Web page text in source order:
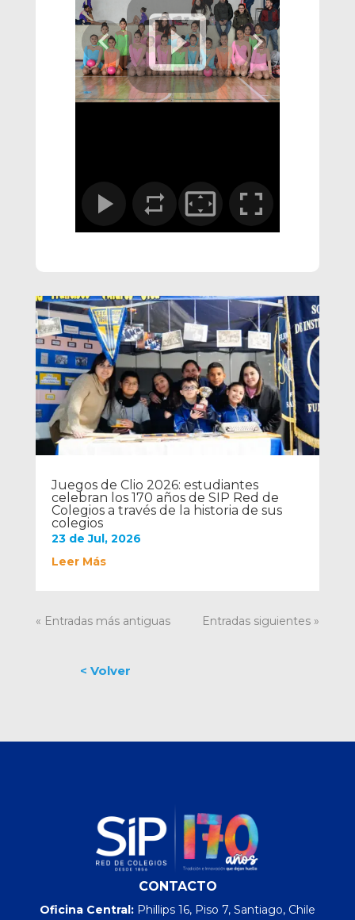
Juegos de Clio 2026: estudiantes
celebran los 170 años de SIP Red de
Colegios a través de la historia de sus
colegios
23 de Jul, 2026
Leer Más
« Entradas más antiguas Entradas siguientes »
CONTACTO
Oficina Central: Phillips 16, Piso 7, Santiago, Chile